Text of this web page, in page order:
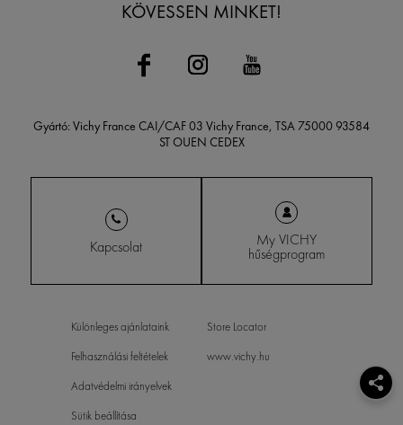
KÖVESSEN MINKET!
Gyártó: Vichy France CAI/CAF 03 Vichy France, TSA 75000 93584
ST OUEN CEDEX
Kapcsolat My VICHY
hűségprogram
Különleges ajánlataink
Felhasználási feltételek
Adatvédelmi irányelvek
Sütik beállítása
Store Locator
www.vichy.hu